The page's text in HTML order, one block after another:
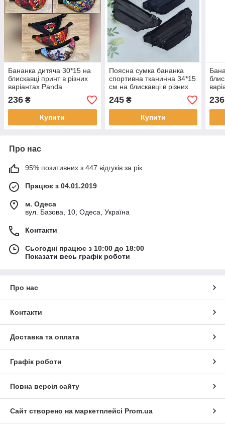
Бананка дитяча 30*15 на
блискавці принт в різних
варіантах Panda
236 ₴
Купити
Поясна сумка бананка
спортивна тканинна 34*15
см на блискавці в різних
кольорах Nina
245₴
Купити
236
Про нас
95% позитивних з 447 відгуків за рік
Працює з 04.01.2019
м. Одеса
вул. Базова, 10, Одеса, Україна
Контакти
Сьогодні працює з 10:00 до 18:00
Показати весь графік роботи
Про нас
Контакти
Доставка та оплата
Графік роботи
Повна версія сайту
Сайт створено на маркетплейсі Prom.ua